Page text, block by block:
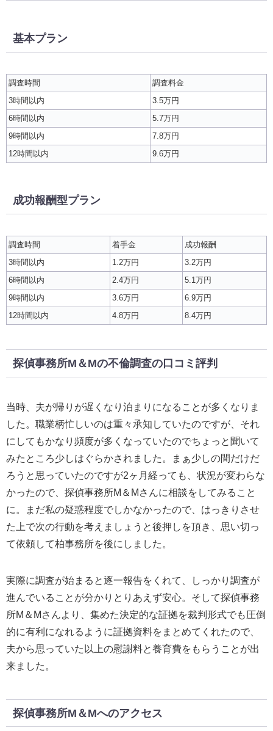
基本プラン
調査時間
調査料金
3時間以内
3.5万円
6時間以内
5.7万円
9時間以内
7.8万円
12時間以内
9.6万円
成功報酬型プラン
調査時間 着手金
成功報酬
3時間以内
1.2万円
3.2万円
6時間以内
2.4万円
5.1万円
9時間以内
3.6万円
6.9万円
12時間以内
4.8万円 8.4万円
探偵事務所M＆Mの不倫調査の口コミ評判
当時、夫が帰りが遅くなり泊まりになることが多くなりま
した。職業柄忙しいのは重々承知していたのですが、それ
にしてもかなり頻度が多くなっていたのでちょっと聞いて
みたところ少しはぐらかされました。まぁ少しの間だけだ
ろうと思っていたのですが2ヶ月経っても、状況が変わらな
かったので、探偵事務所M＆Mさんに相談をしてみること
に。まだ私の疑惑程度でしかなかったので、はっきりさせ
た上で次の行動を考えましょうと後押しを頂き、思い切っ
て依頼して柏事務所を後にしました。
実際に調査が始まると逐一報告をくれて、しっかり調査が
進んでいることが分かりとりあえず安心。そして探偵事務
所M＆Mさんより、集めた決定的な証拠を裁判形式でも圧倒
的に有利になれるように証拠資料をまとめてくれたので、
夫から思っていた以上の慰謝料と養育費をもらうことが出
来ました。
探偵事務所M＆Mへのアクセス